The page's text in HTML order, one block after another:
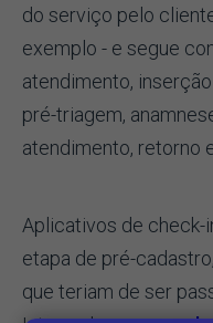
do serviço pelo
exemplo - e segue
atendimento,
pré-triagem,
atendimento, retorno
Aplicativos de check-
etapa de pré-
que teriam de ser